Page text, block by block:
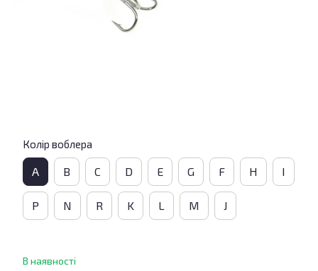
Колір воблера
A B C D E G F H I
P N R K L M J
В наявності